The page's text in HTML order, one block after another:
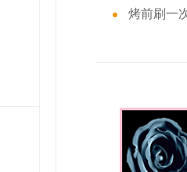
烤前刷一